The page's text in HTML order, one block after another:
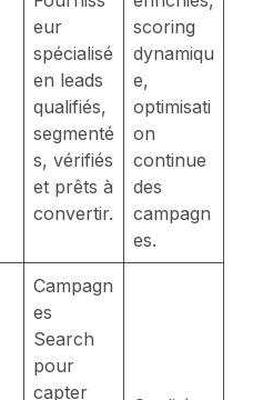
eur
spécialisé
en leads
qualifiés,
segmenté
s, vérifiés
et prêts à
convertir.
scoring
dynamiqu
e,
optimisati
on
continue
des
campagn
es.
Campagn
es
Search
pour
capter